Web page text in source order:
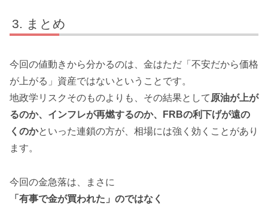
まとめ
今回の値動きから分かるのは、金はただ「不安だから価格
が上がる」資産ではないということです。
地政学リスクそのものよりも、その結果として 原油が上が
るのか、インフレが再燃するのか、FRBの利下げが遠の
くのかといった連鎖の方が、相場には強く効くことがあり
ます。
今回の金急落は、まさに
「有事で金が買われた」のではなく